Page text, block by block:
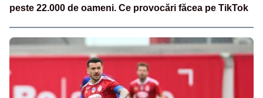
peste 22.000 de oameni. Ce provocări făcea pe TikTok